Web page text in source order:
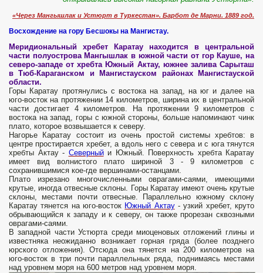
«Через Мангышлак и Устюрт в Туркестан». Барбот де Марни. 1889 год.
Восхождение на гору Бесшокы на Мангистау.
Меридиональный хребет Каратау находится в центральной
части полуострова Мангышлак в южной части от гор Кауше, на
северо-западе от хребта Южный Актау, южнее залива Сарыташ
в Тюб-Караганском и Мангистауском районах Мангистауской
области.
Горы Каратау протянулись с востока на запад, на юг и далее на
юго-восток на протяжении 14 километров, ширина их в центральной
части достигает 4 километров. На протяжении 9 километров с
востока на запад, горы с южной стороны, больше напоминают чинк
плато, которое возвышается к северу.
Нагорье Каратау состоит из очень простой системы хребтов: в
центре простирается хребет, а вдоль него с севера и с юга тянутся
хребты Актау - Северныйи Южный. Поверхность хребта Каратау
имеет вид волнистого плато шириной 3 - 9 километров с
сохранившимися кое-где вершинами-останцами.
Плато изрезано многочисленными оврагами-саями, имеющими
крутые, иногда отвесные склоны. Горы Каратау имеют очень крутые
склоны, местами почти отвесные. Параллельно южному склону
Каратау тянется на юго-восток Южный Актау- узкий хребет, круто
обрывающийся к западу и к северу, он также прорезан сквозными
оврагами-саями.
В за­падной части Устюрта среди миоценовых отложений гли­ны и
известняка неожиданно возникает горная гряда (бо­лее позднего
юрского отложения). Отсюда она тянется на 200 километров на
юго-восток в три почти параллельных ряда, поднимаясь местами
над уровнем моря на 600 метров над уровнем моря.